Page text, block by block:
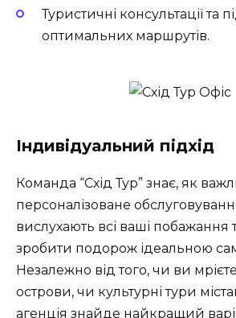
Туристичні консультації та
оптимальних маршрутів.
Індивідуальний підхід
Команда “Схід Тур” знає, як
персоналізоване
вислухають всі ваші побажання
зробити подорож ідеальною
Незалежно від того, чи ви
острови, чи культурні тури
агенція знайде найкращий